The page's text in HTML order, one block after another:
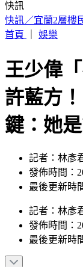
快訊
恭喜！北影影后
我了
王少偉
許藍方
鍵：她是
記者：林彥
發佈時間：
記者：林彥
發佈時間：